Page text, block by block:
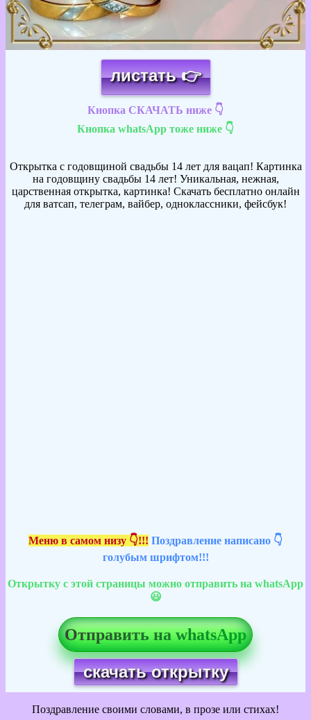
листать 👉
Кнопка СКАЧАТЬ ниже 👇
Кнопка whatsApp тоже ниже 👇
Открытка с годовщиной свадьбы 14 лет для вацап! Картинка
на годовщину свадьбы 14 лет! Уникальная, нежная,
царственная открытка, картинка! Скачать бесплатно онлайн
для ватсап, телеграм, вайбер, одноклассники, фейсбук!
Меню в самом низу 👇!!! Поздравление написано 👇
голубым шрифтом!!!
Открытку с этой страницы можно отправить на whatsApp
😃
Отправить на whatsApp
скачать открытку
Поздравление своими словами, в прозе или стихах!